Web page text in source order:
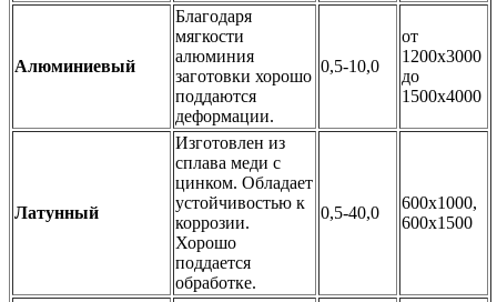
Алюминиевый
Благодаря
мягкости
алюминия
заготовки хорошо
поддаются
деформации.
0,5-10,0
от
1200х3000
до
1500х4000
Латунный
Изготовлен из
сплава меди с
цинком. Обладает
устойчивостью к
коррозии.
Хорошо
поддается
обработке.
0,5-40,0
600х1000,
600х1500